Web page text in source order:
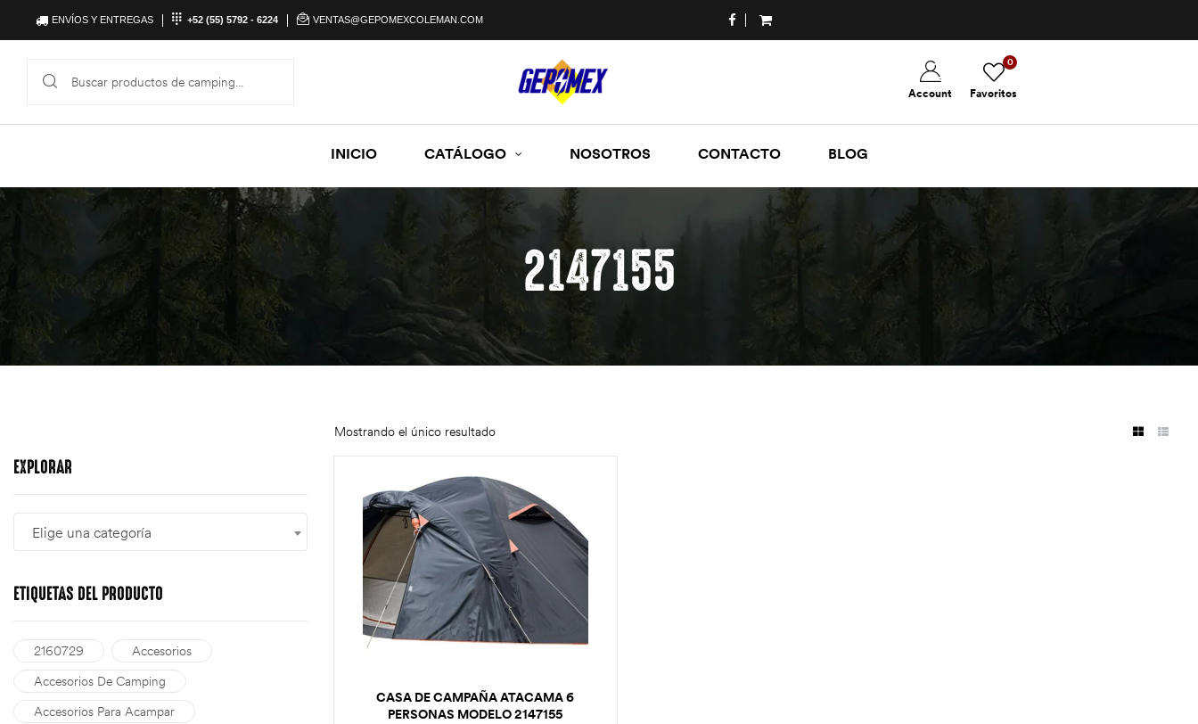
ENVÍOS Y ENTREGAS +52 (55) 5792 - 6224 VENTAS@GEPOMEXCOLEMAN.COM
Favoritos
0
Account
INICIO CATÁLOGO NOSOTROS CONTACTO BLOG
2147155
Mostrando el único resultado
CASA DE CAMPAÑA ATACAMA 6
PERSONAS MODELO 2147155
EXPLORAR
Elige una categoría
ETIQUETAS DEL PRODUCTO
2160729
Accesorios
Accesorios De Camping
Accesorios Para Acampar